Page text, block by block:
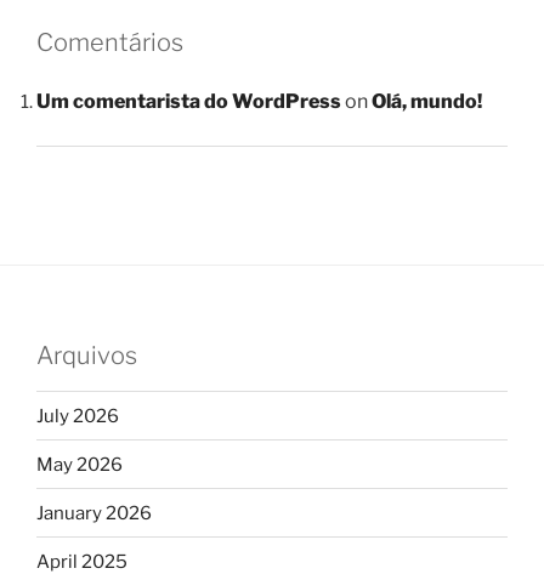
Comentários
Um comentarista do WordPressonOlá, mundo!
Arquivos
July 2026
May 2026
January 2026
April 2025